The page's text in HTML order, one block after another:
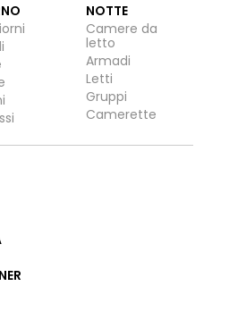
NOTTE
Camere da
letto
Armadi
Letti
Gruppi
Camerette